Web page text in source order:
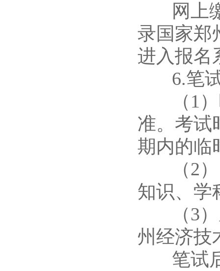
网上缴
录国家郑
进入报名
6.笔
（1）
准。考试
期内的临
（2）
知识、学
（3）
州经济技
笔试后